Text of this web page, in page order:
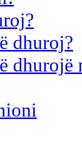
dhuroj?
dhurojë